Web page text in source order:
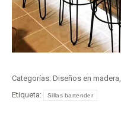
Categorías: Diseños en madera,
Etiqueta:
Sillas bartender